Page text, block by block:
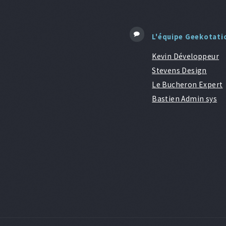
L'équipe
Kevin Développeur
Stevens Design
Le Bucheron Expert
Bastien Admin sys